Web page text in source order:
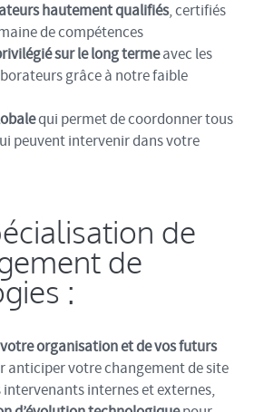
hautement qualifiés, certifiés
de compétences
sur le long termeavec les
grâce à notre faible
qui permet de coordonner tous
peuvent intervenir dans votre
de
de
:
organisation et de vos futurs
anticiper votre changement de site
intervenants internes et externes,